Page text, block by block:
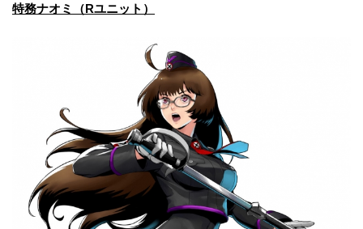
特務ナオミ（Rユニット）